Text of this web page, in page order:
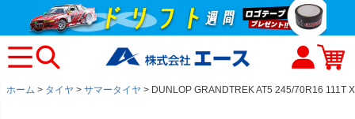
ホーム タイヤ サマータイヤ DUNLOP GRANDTREK AT5 245/70R16 111T